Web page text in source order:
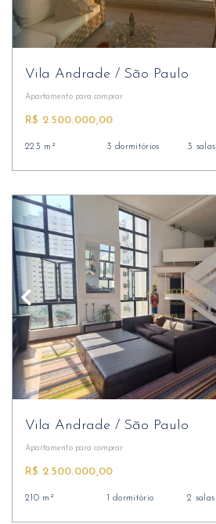
Vila Andrade / São Paulo
Apartamento para comprar
R$ 2.500.000,00
223 m² 3 dormitórios 3 salas
Vila Andrade / São Paulo
Apartamento para comprar
R$ 2.500.000,00
210 m² 1 dormitório 2 salas